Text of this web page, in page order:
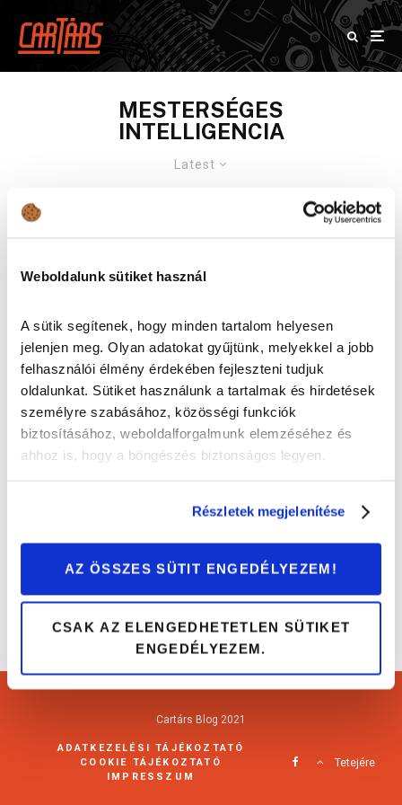
Weboldalunk sütiket használ
A sütik segítenek, hogy minden tartalom helyesen
jelenjen meg. Olyan adatokat gyűjtünk, melyekkel a jobb
felhasználói élmény érdekében fejleszteni tudjuk
oldalunkat. Sütiket használunk a tartalmak és hirdetések
személyre szabásához, közösségi funkciók
biztosításához, weboldalforgalmunk elemzéséhez és
ahhoz is, hogy a böngészés biztonságos legyen.
Részletek megjelenítése
AZ ÖSSZES SÜTIT ENGEDÉLYEZEM!
CSAK AZ ELENGEDHETETLEN SÜTIKET
ENGEDÉLYEZEM.
MESTERSÉGES
INTELLIGENCIA
Latest
Cartárs Blog 2021
ADATKEZELÉSI TÁJÉKOZTATÓ
COOKIE TÁJÉKOZTATÓ
IMPRESSZUM
Tetejére